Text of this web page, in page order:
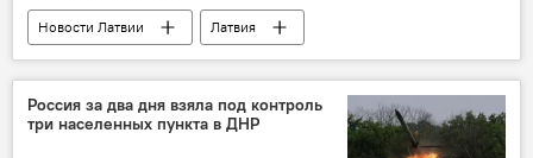
Новости Латвии
Латвия
Банк Латвии
криптовалюта
Россия за два дня взяла под контроль
три населенных пункта в ДНР